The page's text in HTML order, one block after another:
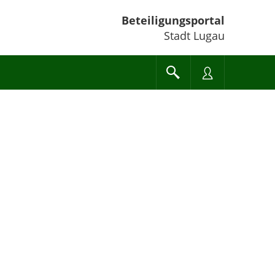
Beteiligungsportal
Stadt Lugau